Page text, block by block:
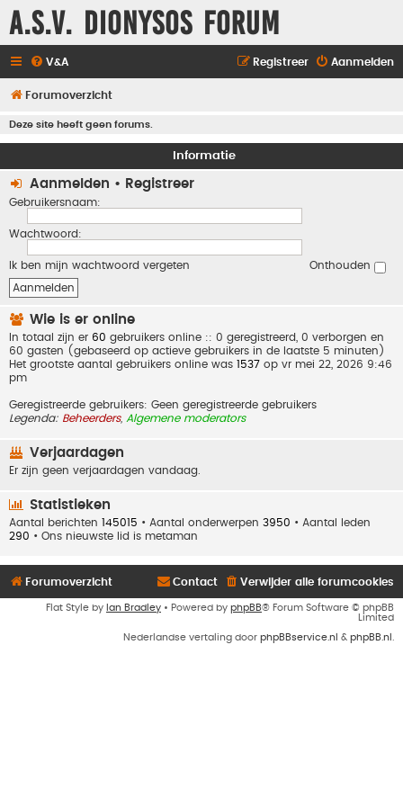
A.S.V. Dionysos Forum
V&A Aanmelden
Registreer
Forumoverzicht
Deze site heeft geen forums.
Informatie
Aanmelden • Registreer
Gebruikersnaam:
Wachtwoord:
Ik ben mijn wachtwoord vergeten Onthouden
Wie is er online
In totaal zijn er 60 gebruikers online :: 0 geregistreerd, 0 verborgen en
60 gasten (gebaseerd op actieve gebruikers in de laatste 5 minuten)
Het grootste aantal gebruikers online was 1537 op vr mei 22, 2026 9:46
pm
Geregistreerde gebruikers: Geen geregistreerde gebruikers
Legenda: Beheerders, Algemene moderators
Verjaardagen
Er zijn geen verjaardagen vandaag.
Statistieken
Aantal berichten 145015 • Aantal onderwerpen 3950 • Aantal leden
290 • Ons nieuwste lid is metaman
Forumoverzicht Verwijder alle forumcookies
Contact
Flat Style by Ian Bradley • Powered by phpBB® Forum Software © phpBB
Limited
Nederlandse vertaling door phpBBservice.nl & phpBB.nl